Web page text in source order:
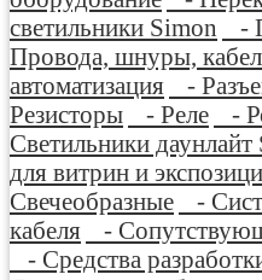
светильники Simon
-
Провода, шнуры,
автоматизация
-
Резисторы
- Реле -
Светильники даунлайт
для витрин и
Свечеобразные
-
кабеля
-
- Средства